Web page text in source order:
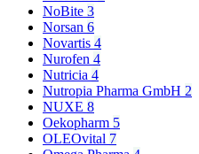
NoBite 3
Norsan 6
Novartis 4
Nurofen 4
Nutricia 4
Nutropia Pharma GmbH 2
NUXE 8
Oekopharm 5
OLEOvital 7